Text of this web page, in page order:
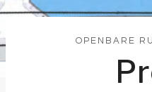
OPENBARE